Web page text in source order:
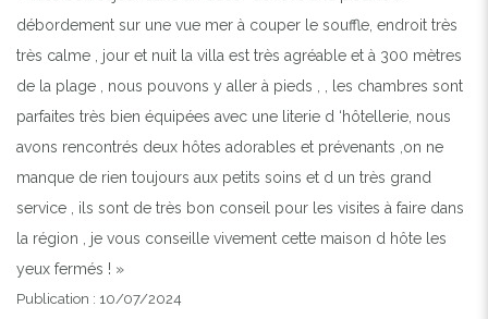
débordement sur une vue mer à couper le souffle, endroit très
très calme , jour et nuit la villa est très agréable et à 300 mètres
de la plage , nous pouvons y aller à pieds , , les chambres sont
parfaites très bien équipées avec une literie d ‘hôtellerie, nous
avons rencontrés deux hôtes adorables et prévenants ,on ne
manque de rien toujours aux petits soins et d un très grand
service , ils sont de très bon conseil pour les visites à faire dans
la région , je vous conseille vivement cette maison d hôte les
yeux fermés ! »
Publication : 10/07/2024